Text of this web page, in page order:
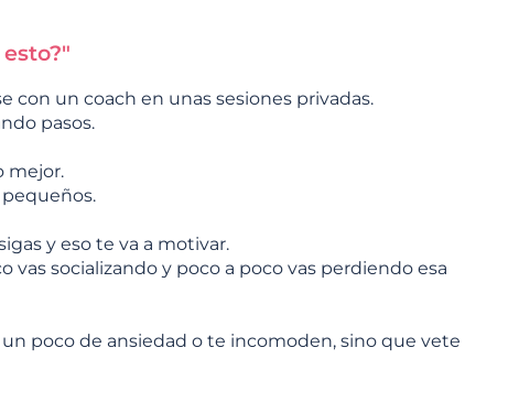
con un coach en unas sesiones privadas.
pasos.
mejor.
y eso te va a motivar.
vas socializando y poco a poco vas perdiendo esa
poco de ansiedad o te incomoden, sino que vete